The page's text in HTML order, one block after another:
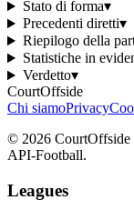
Stato di forma▾
Precedenti diretti▾
Riepilogo della
Statistiche in
Verdetto▾
CourtOffside
Chi siamoPrivacy
© 2026 CourtOffside
API-Football.
Leagues